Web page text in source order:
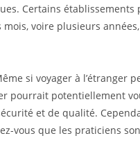
Certains
voire plusieurs
si voyager à
pourrait potentiellement
et de qualité.
vous que les praticiens